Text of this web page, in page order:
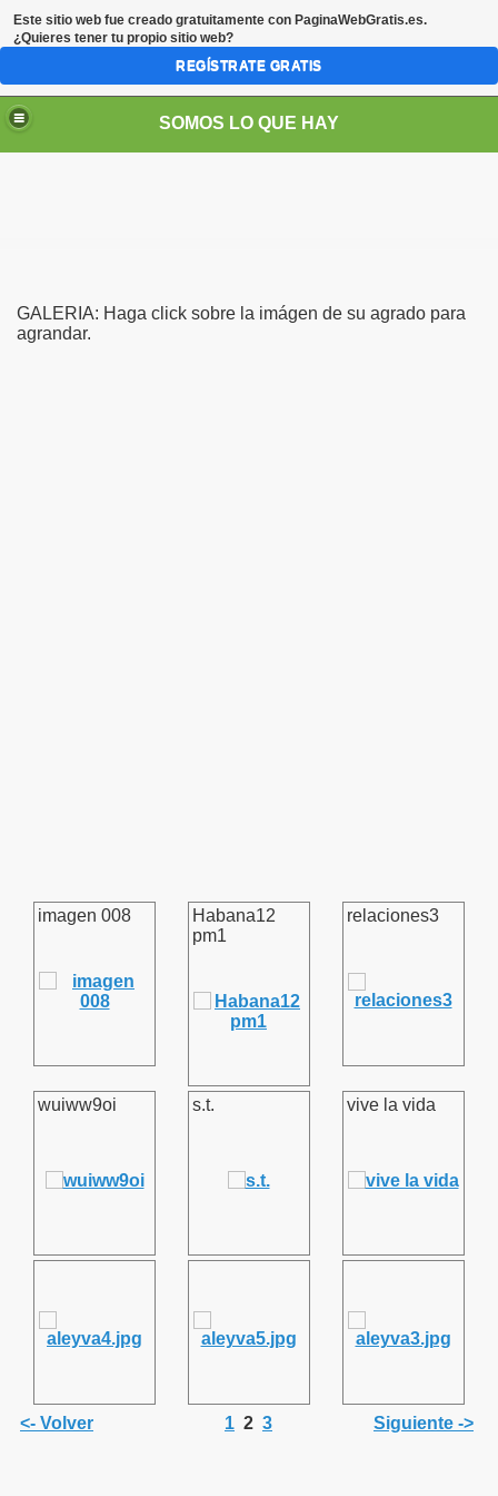
SOMOS LO QUE HAY
GALERIA: Haga click sobre la imágen de su agrado para
agrandar.
imagen 008
Habana12
pm1
relaciones3
wuiww9oi s.t. vive la vida
<- Volver 1 2 3 Siguiente ->
Este sitio web fue creado gratuitamente con PaginaWebGratis.es.
¿Quieres tener tu propio sitio web?
REGÍSTRATE GRATIS